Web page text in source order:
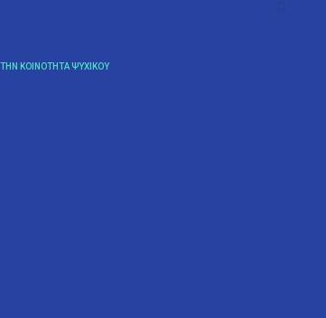
ΚΟΙΝΌΤΗΤΑ ΨΥΧΙΚΟΎ